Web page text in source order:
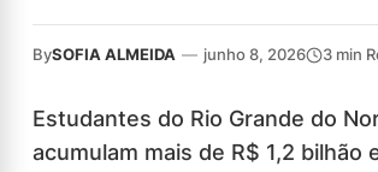
BySOFIA ALMEIDA — junho 8, 2026 3 min
Estudantes do Rio Grande do
acumulam mais de R$ 1,2 bilhão